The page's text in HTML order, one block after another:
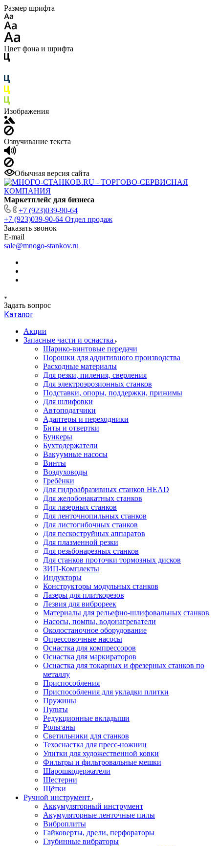
Размер шрифта
Цвет фона и шрифта
Изображения
Озвучивание текста
Обычная версия сайта
Маркетплейс для бизнеса
+7 (923)039-90-64
+7 (923)039-90-64 Отдел продаж
Заказать звонок
E-mail
sale@mnogo-stankov.ru
Задать вопрос
Каталог
Акции
Запасные части и оснастка
Шарико-винтовые передачи
Порошки для аддитивного производства
Расходные материалы
Для резки, пиления, сверления
Для электроэрозионных станков
Подставки, опоры, поддержки, прижимы
Для шлифовки
Автоподатчики
Адаптеры и переходники
Биты и отвертки
Бункеры
Бухтодержатели
Вакуумные насосы
Винты
Воздуховоды
Гребёнки
Для гидроабразивных станков HEAD
Для желобонакатных станков
Для лазерных станков
Для ленточнопильных станков
Для листогибочных станков
Для пескоструйных аппаратов
Для плазменной резки
Для резьбонарезных станков
Для станков проточки тормозных дисков
ЗИП-Комплекты
Индукторы
Конструкторы модульных станков
Лазеры для плиткорезов
Лезвия для виброреек
Материалы для рельефно-шлифовальных станков
Насосы, помпы, водонагреватели
Околостаночное оборудование
Опрессовочные насосы
Оснастка для компрессоров
Оснастка для маркираторов
Оснастка для токарных и фрезерных станков по
металлу
Приспособления
Приспособления для укладки плитки
Пружины
Пульты
Редукционные вкладыши
Рольганы
Светильники для станков
Техоснастка для пресс-ножниц
Улитки для художественной ковки
Фильтры и фильтровальные мешки
Шарошкодержатели
Шестерни
Щётки
Ручной инструмент
Аккумуляторный инструмент
Акумуляторные ленточные пилы
Виброплиты
Гайковерты, дрели, перфораторы
Глубинные вибраторы